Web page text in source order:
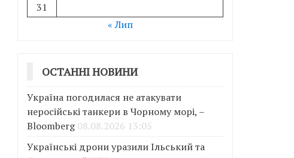
31
« Лип
ОСТАННІ НОВИНИ
Україна погодилася не атакувати
неросійські танкери в Чорному морі, –
Bloomberg 08.08.2026 13:05
Українські дрони уразили Ільський та